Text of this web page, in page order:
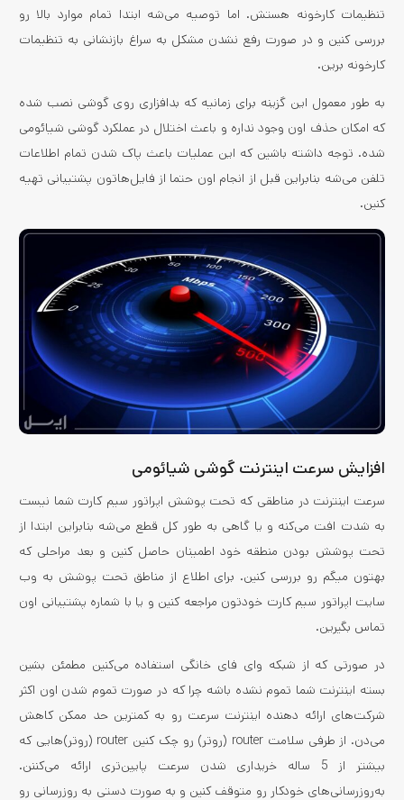
تنظیمات کارخونه هستش. اما توصیه می‌­شه ابتدا تمام موارد بالا رو
بررسی کنین و در صورت رفع نشدن مشکل به سراغ بازنشانی به تنظیمات
کارخونه برین.
به طور معمول این گزینه برای زمانیه که بدافزاری روی گوشی نصب شده
که امکان حذف اون وجود نداره و باعث اختلال در عملکرد گوشی شیائومی
شده. توجه داشته باشین که این عملیات باعث پاک شدن تمام اطلاعات
تلفن می‌شه بنابراین قبل از انجام اون حتما از فایل­‌هاتون پشتیبانی تهیه
کنین.
افزایش سرعت اینترنت گوشی شیائومی
سرعت اینترنت در مناطقی که تحت پوشش اپراتور سیم کارت شما نیست
به شدت افت می‌­کنه و یا گاهی به طور کل قطع می­‌شه بنابراین ابتدا از
تحت پوشش بودن منطقه خود اطمینان حاصل کنین و بعد مراحلی که
بهتون میگم رو بررسی کنین. برای اطلاع از مناطق تحت پوشش به وب
سایت اپراتور سیم کارت خودتون مراجعه کنین و یا با شماره پشتیبانی اون
تماس بگیرین.
در صورتی که از شبکه وای فای خانگی استفاده می‌­کنین مطمئن بشین
بسته اینترنت شما تموم نشده باشه چرا که در صورت تموم شدن اون اکثر
شرکت­‌های ارائه دهنده اینترنت سرعت رو به کمترین حد ممکن کاهش
می‌­دن. از طرفی سلامت router (روتر) رو چک کنین router (روتر)هایی که
بیشتر از 5 ساله خریداری شدن سرعت پایین­‌تری ارائه می­‌کننن.
به‌روزرسانیهای خودکار رو متوقف کنین و به صورت دستی به روزرسانی رو